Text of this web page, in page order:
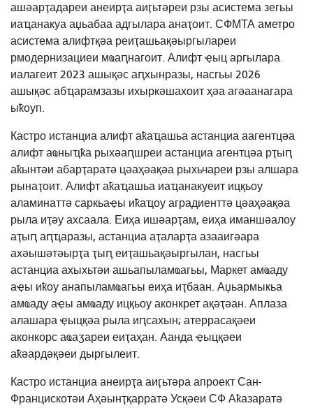
ашәарҭадареи анеирҭа аиӷьтәреи рзы асистема зегьы
иаҵанакуа аџьабаа адгылара анаҭоит. СФМТА аметро
асистема алифтқәа реиҭашьақәыргылареи
рмодернизациеи мҩаԥнагоит. Алифт ҿыц аргылара
иалагеит 2023 ашықәс аԥхынразы, насгьы 2026
ашықәс абҵарамзазы ихыркәшахоит ҳәа агәаанагара
ыҟоуп.
Кастро истанциа алифт аҟаҵашьа астанциа аагентцәа
алифт аҩныҵҟа рыхәаԥшреи астанциа агентцәа рҭыԥ
аҟынтәи абарҭаратә цәаҳәақәа рыхьчареи рзы алшара
рынаҭоит. Алифт аҟаҵашьа иаҵанакуеит ицқьоу
аламинаттә саркьаҿы иҟаҵоу аградиенттә цәаҳәақәа
рыла иҭәу ахсаала. Еиҳа ишәарҭам, еиҳа иманшәалоу
аҭыԥ аԥҵаразы, астанциа аҭаларҭа азааигәара
ахәышәтәырҭа ҭыԥ еиҭашьақәыргылан, насгьы
астанциа ахыхьтәи ашьапыламҩагьы, Маркет амҩаду
аҿы иҟоу анапыламҩагьы еиҳа иҭбаан. Аџьармыкьа
амҩаду аҿы амҩаду ицқьоу аконкрет ақәҭәан. Аплаза
алашара ҿыцқәа рыла иԥсахын; атеррасақәеи
аконкорс аҩаӡареи еиҭаҳан. Аанда ҿыцқәеи
аҟәардәқәеи дыргылеит.
Кастро истанциа анеирҭа аиӷьтәра апроект Сан-
Францискотәи Аҳәынҭқарратә Усқәеи СФ Аҟазаратә